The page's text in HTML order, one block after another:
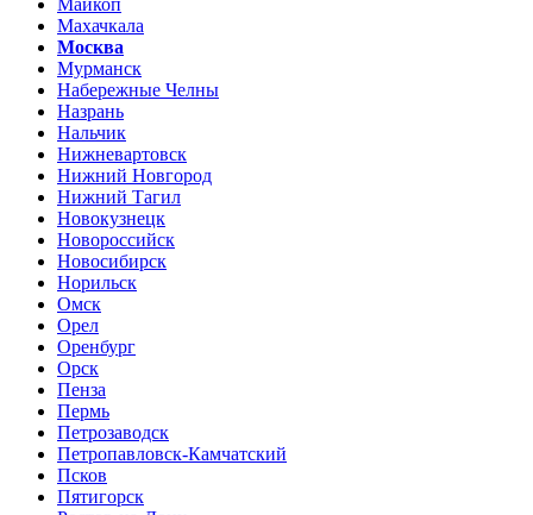
Махачкала
Москва
Мурманск
Набережные Челны
Назрань
Нальчик
Нижневартовск
Нижний Новгород
Нижний Тагил
Новокузнецк
Новороссийск
Новосибирск
Норильск
Омск
Орел
Оренбург
Орск
Пенза
Пермь
Петрозаводск
Петропавловск-Камчатский
Псков
Пятигорск